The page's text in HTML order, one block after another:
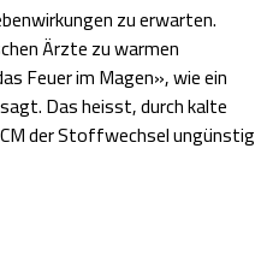
zu erwarten.
Ärzte zu warmen
Feuer im Magen», wie ein
Das heisst, durch kalte
der Stoffwechsel ungünstig